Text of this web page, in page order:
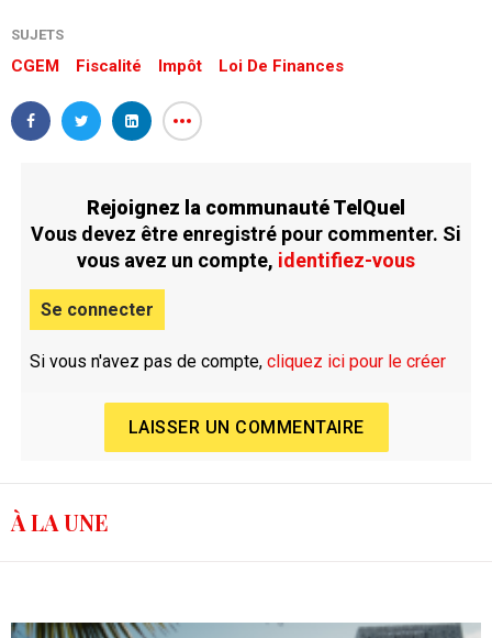
SUJETS
CGEM Fiscalité Impôt Loi De Finances
Rejoignez la communauté TelQuel
Vous devez être enregistré pour commenter. Si
vous avez un compte, identifiez-vous
Se connecter
Si vous n'avez pas de compte, cliquez ici pour le créer
LAISSER UN COMMENTAIRE
À LA UNE